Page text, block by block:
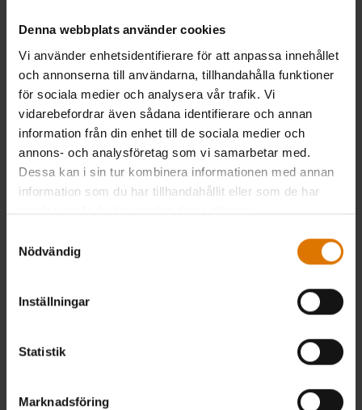
Denna webbplats använder cookies
Vi använder enhetsidentifierare för att anpassa innehållet
och annonserna till användarna, tillhandahålla funktioner
för sociala medier och analysera vår trafik. Vi
vidarebefordrar även sådana identifierare och annan
information från din enhet till de sociala medier och
annons- och analysföretag som vi samarbetar med.
Dessa kan i sin tur kombinera informationen med annan
information som du har tillhandahållit eller som de har
samlat in när du har använt deras tjänster.
Nödvändig
Inställningar
Statistik
Marknadsföring